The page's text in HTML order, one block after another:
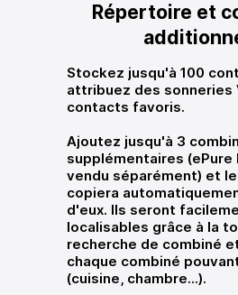
Répertoire et
Stockez jusqu'à 100
attribuez des sonneries
contacts favoris.
Ajoutez jusqu'à 3
supplémentaires (ePure
vendu séparément) et
copiera
d'eux. Ils seront
localisables grâce à la
recherche de combiné
chaque combiné
(cuisine, chambre...).